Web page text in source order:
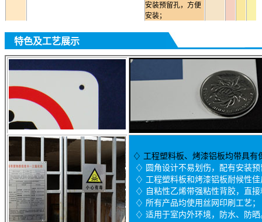
安装预留孔，方便
安装；
特色及工艺展示
♢ 工程塑料板、烤漆铝板均带具有
♢ 圆角设计不易划伤，配有安装预
♢ 工程塑料板和烤漆铝板耐候性佳
♢ 自粘性乙烯带强粘性背胶，直接
♢ 所有产品均使用丝网印刷工艺；
♢ 适用于室内外环境，防水、防晒